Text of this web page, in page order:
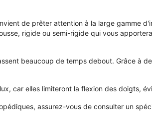
de prêter attention à la large gamme
rigide ou semi-rigide qui vous
beaucoup de temps debout. Grâce à
car elles limiteront la flexion des doigts,
assurez-vous de consulter un